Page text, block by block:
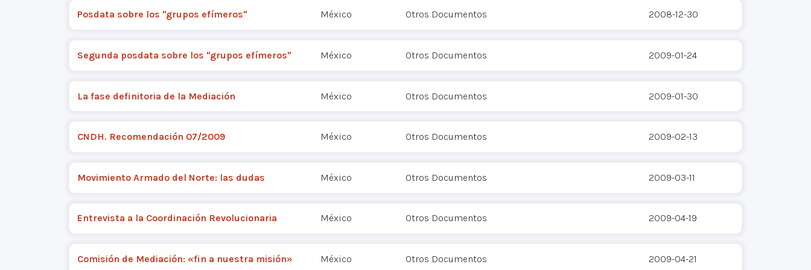
Posdata sobre los "grupos efímeros" México Otros Documentos 2008-12-30
Segunda posdata sobre los "grupos efímeros" México Otros Documentos 2009-01-24
La fase definitoria de la Mediación México Otros Documentos 2009-01-30
CNDH. Recomendación 07/2009 México Otros Documentos 2009-02-13
Movimiento Armado del Norte: las dudas México Otros Documentos 2009-03-11
Entrevista a la Coordinación Revolucionaria México Otros Documentos 2009-04-19
Comisión de Mediación: «fin a nuestra misión» México Otros Documentos 2009-04-21